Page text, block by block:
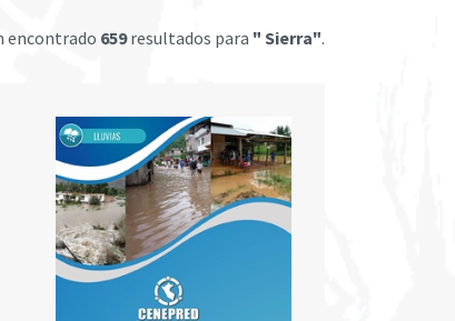
encontrado 659resultados para " Sierra".